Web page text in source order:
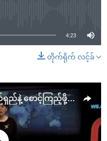
available
4:23
တိုက်ရိုက် လင့်ခ်
မြန်မာ့အပြောင်းအလဲ စိတ်ရှည်ရှည်နဲ့ စောင့်ကြည့်ဖို့ လို
available